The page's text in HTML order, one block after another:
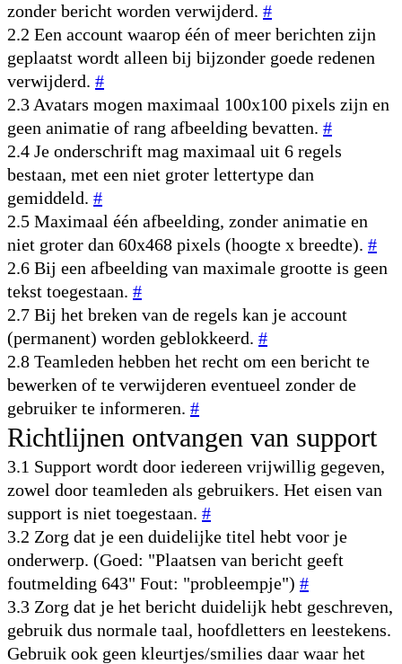
zonder bericht worden verwijderd. #
2.2 Een account waarop één of meer berichten zijn
geplaatst wordt alleen bij bijzonder goede redenen
verwijderd. #
2.3 Avatars mogen maximaal 100x100 pixels zijn en
geen animatie of rang afbeelding bevatten. #
2.4 Je onderschrift mag maximaal uit 6 regels
bestaan, met een niet groter lettertype dan
gemiddeld. #
2.5 Maximaal één afbeelding, zonder animatie en
niet groter dan 60x468 pixels (hoogte x breedte). #
2.6 Bij een afbeelding van maximale grootte is geen
tekst toegestaan. #
2.7 Bij het breken van de regels kan je account
(permanent) worden geblokkeerd. #
2.8 Teamleden hebben het recht om een bericht te
bewerken of te verwijderen eventueel zonder de
gebruiker te informeren. #
Richtlijnen ontvangen van support
3.1 Support wordt door iedereen vrijwillig gegeven,
zowel door teamleden als gebruikers. Het eisen van
support is niet toegestaan. #
3.2 Zorg dat je een duidelijke titel hebt voor je
onderwerp. (Goed: "Plaatsen van bericht geeft
foutmelding 643" Fout: "probleempje") #
3.3 Zorg dat je het bericht duidelijk hebt geschreven,
gebruik dus normale taal, hoofdletters en leestekens.
Gebruik ook geen kleurtjes/smilies daar waar het